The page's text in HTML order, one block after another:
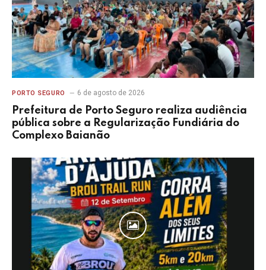
PORTO SEGURO 6 de agosto de 2026
Prefeitura de Porto Seguro realiza audiência
pública sobre a Regularização Fundiária do
Complexo Baianão